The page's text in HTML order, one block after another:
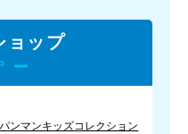
ョップ
ンマンキッズコレクション